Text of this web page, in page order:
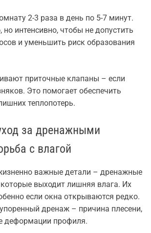
2-3 раза в день по 5-7 минут.
интенсивно, чтобы не допустить
и уменьшить риск образования
приточные клапаны – если
Это помогает обеспечить
теплопотерь.
за дренажными
с влагой
важные детали – дренажные
которые выходит лишняя влага. Их
если окна открываются редко.
дренаж – причина плесени,
деформации профиля.